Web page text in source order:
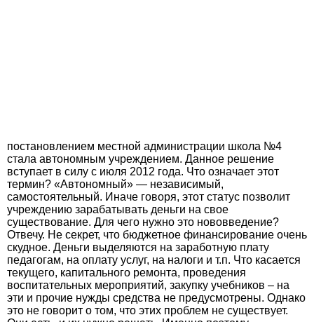
постановлением местной администрации школа №4
стала автономным учреждением. Данное решение
вступает в силу с июля 2012 года. Что означает этот
термин? «Автономный» — независимый,
самостоятельный. Иначе говоря, этот статус позволит
учреждению зарабатывать деньги на свое
существование. Для чего нужно это нововведение?
Отвечу. Не секрет, что бюджетное финансирование очень
скудное. Деньги выделяются на заработную плату
педагогам, на оплату услуг, на налоги и т.п. Что касается
текущего, капитального ремонта, проведения
воспитательных мероприятий, закупку учебников – на
эти и прочие нужды средства не предусмотрены. Однако
это не говорит о том, что этих проблем не существует.